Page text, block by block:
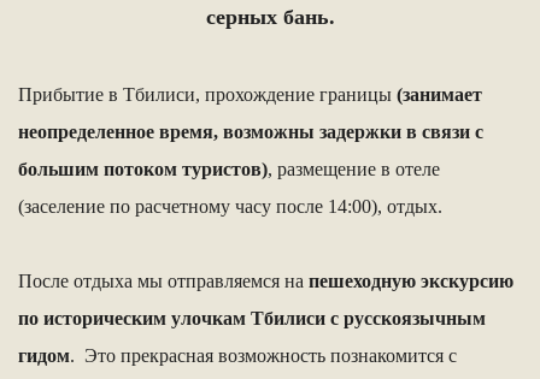
серных бань.
Прибытие в Тбилиси, прохождение границы (занимает
неопределенное время, возможны задержки в связи с
большим потоком туристов), размещение в отеле
(заселение по расчетному часу после 14:00), отдых.
После отдыха мы отправляемся на пешеходную экскурсию
по историческим улочкам Тбилиси с русскоязычным
гидом. Это прекрасная возможность познакомится с